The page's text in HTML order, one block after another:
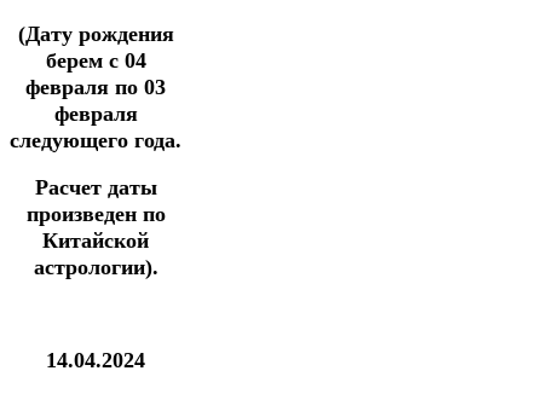
(Дату рождения
берем с 04
февраля по 03
февраля
следующего года.
Расчет даты
произведен по
Китайской
астрологии).
14.04.2024